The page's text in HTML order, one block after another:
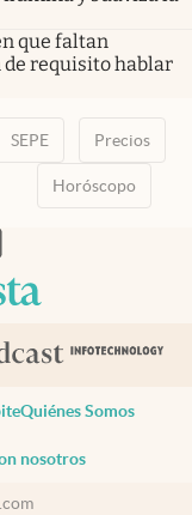
que faltan
de requisito hablar
SEPE Precios
Horóscopo
pestañapestaña
en nueva pestaña
abre en nueva pestaña
Quiénes Somos
nosotros